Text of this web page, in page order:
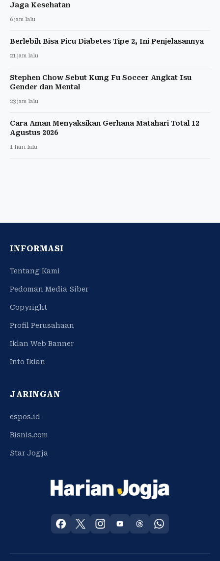
Jaga Kesehatan
6 jam lalu
Berlebih Bisa Picu Diabetes Tipe 2, Ini Penjelasannya
21 jam lalu
Stephen Chow Sebut Kung Fu Soccer Angkat Isu
Gender dan Mental
23 jam lalu
Cara Aman Menyaksikan Gerhana Matahari Total 12
Agustus 2026
1 hari lalu
INFORMASI
Tentang Kami
Pedoman Media Siber
Copyright
Profil Perusahaan
Iklan Web Banner
Info Iklan
JARINGAN
espos.id
Bisnis.com
Star Jogja